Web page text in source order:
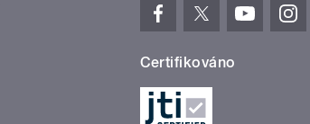
Certifikováno